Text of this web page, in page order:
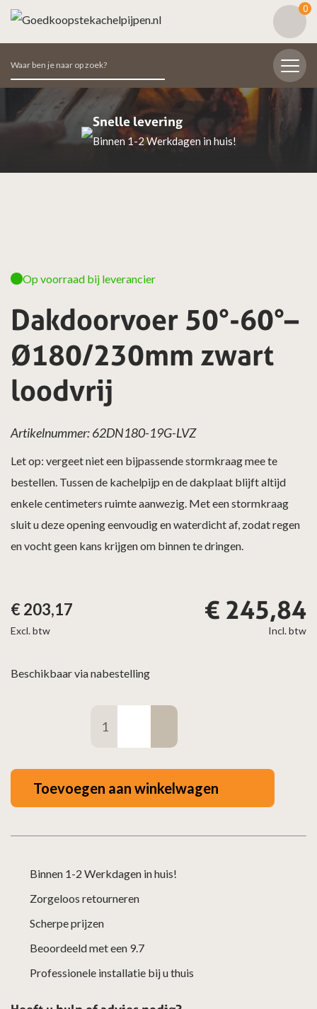
0
Zoeken
naar:
Snelle levering
Binnen 1-2 Werkdagen in huis!
Dakdoorvoer 50°-60°–
Ø180/230mm zwart
loodvrij
Op voorraad bij leverancier
Incl. btw
€ 245,84
Excl. btw
€203,17
Artikelnummer: 62DN180-19G-LVZ
Let op: vergeet niet een bijpassende stormkraag mee te
bestellen. Tussen de kachelpijp en de dakplaat blijft altijd
enkele centimeters ruimte aanwezig. Met een stormkraag
sluit u deze opening eenvoudig en waterdicht af, zodat regen
en vocht geen kans krijgen om binnen te dringen.
Beschikbaar via nabestelling
50°-60°–
Toevoegen aan winkelwagen
Binnen 1-2 Werkdagen in huis!
Zorgeloos retourneren
Scherpe prijzen
Beoordeeld met een 9.7
Professionele installatie bij u thuis